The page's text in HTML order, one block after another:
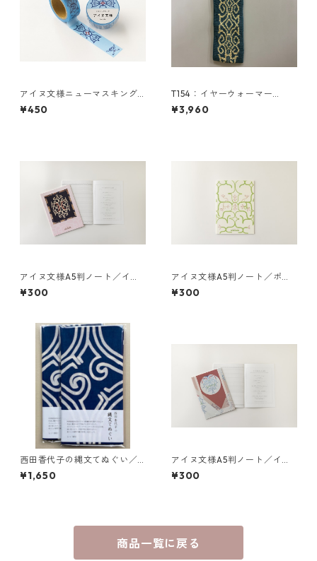
アイヌ文様ニューマスキング
テープ／kanto カント（空
色）津田命子
¥450
T154：イヤーウォーマー
（M）／津田命子デザインアイ
ヌ文様編み込みイヤーウォー
¥3,960
アイヌ文様A5判ノート／イヤ
イライケレ by Miyata Hatsue
¥300
アイヌ文様A5判ノート／ポン
ノ シニアン ロ（白）by Nishi
da Kayoko
¥300
西田香代子の縄文てぬぐい／
レプ（藍色）１色染め
¥1,650
アイヌ文様A5判ノート／イラ
ンカラプテ（赤）by Uetake Y
asuko
¥300
商品一覧に戻る